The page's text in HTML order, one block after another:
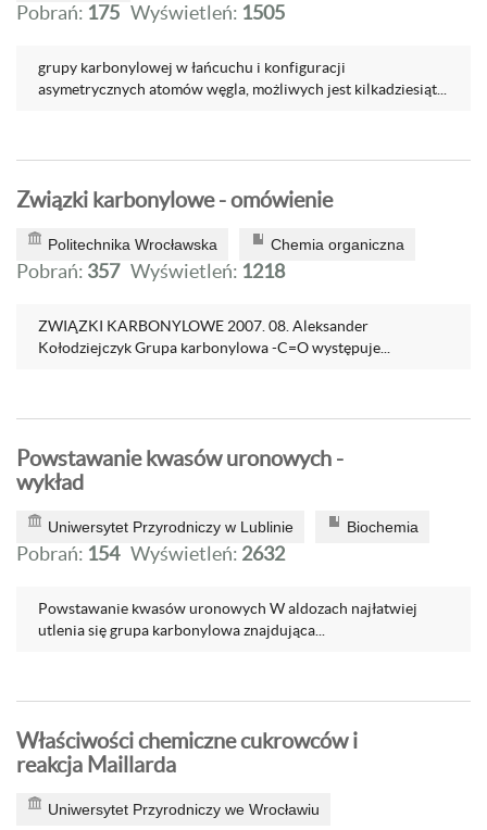
Pobrań: 175 Wyświetleń: 1505
grupy karbonylowej w łańcuchu i konfiguracji
asymetrycznych atomów węgla, możliwych jest kilkadziesiąt...
Związki karbonylowe - omówienie
Politechnika Wrocławska Chemia organiczna
Pobrań: 357 Wyświetleń: 1218
ZWIĄZKI KARBONYLOWE 2007. 08. Aleksander
Kołodziejczyk Grupa karbonylowa -C=O występuje...
Powstawanie kwasów uronowych -
wykład
Uniwersytet Przyrodniczy w Lublinie Biochemia
Pobrań: 154 Wyświetleń: 2632
Powstawanie kwasów uronowych W aldozach najłatwiej
utlenia się grupa karbonylowa znajdująca...
Właściwości chemiczne cukrowców i
reakcja Maillarda
Uniwersytet Przyrodniczy we Wrocławiu